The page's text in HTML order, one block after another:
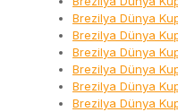
Brezilya Dünya
Brezilya Dünya
Brezilya Dünya
Brezilya Dünya
Brezilya Dünya
Brezilya Dünya